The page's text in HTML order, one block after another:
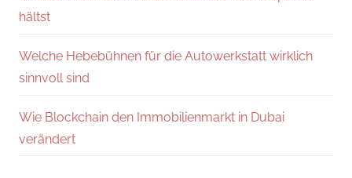
hältst
Welche Hebebühnen für die Autowerkstatt wirklich
sinnvoll sind
Wie Blockchain den Immobilienmarkt in Dubai
verändert